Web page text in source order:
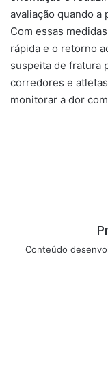
avaliação quando a
Com essas
rápida e o retorno
suspeita de fratura
corredores e
monitorar a dor
Conteúdo